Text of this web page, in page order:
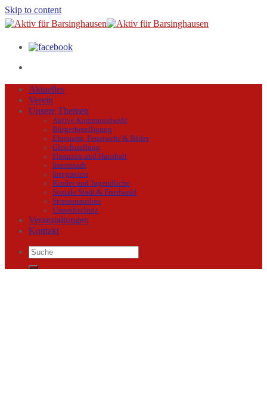
Skip to content
Aktuelles
Verein
Unsere Themen
Aktive Kommunalwahl
Bürgerbeteiligung
Ehrenamt, Feuerwehr & Bäder
Gleichstellung
Finanzen und Haushalt
Innenstadt
Integration
Kinder und Jugendliche
Soziale Stadt & Friedwald
Strassenausbau
Umweltschutz
Veranstaltungen
Kontakt